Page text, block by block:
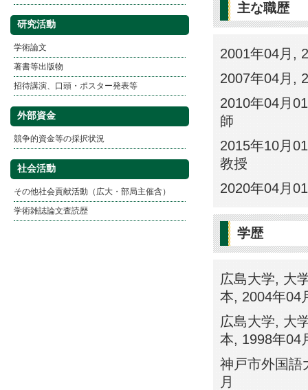
研究活動
学術論文
著書等出版物
招待講演、口頭・ポスター発表等
外部資金
競争的資金等の採択状況
社会活動
その他社会貢献活動（広大・部局主催含）
学術雑誌論文査読歴
主な職歴
2001年04月,
2007年04月,
2010年04月
師
2015年10月
教授
2020年04月
学歴
広島大学, 大
本, 2004年04
広島大学, 大
本, 1998年04
神戸市外国語
月